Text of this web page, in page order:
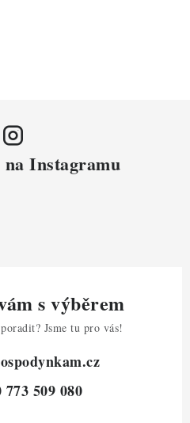
na Instagramu
s výběrem
Jsme tu pro vás!
773 509 080